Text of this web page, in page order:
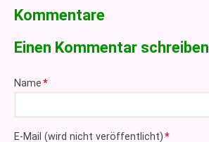
Kommentare
Einen Kommentar schreiben
Pflichtfeld
Name*
Pflichtfeld
E-Mail (wird nicht veröffentlicht)*